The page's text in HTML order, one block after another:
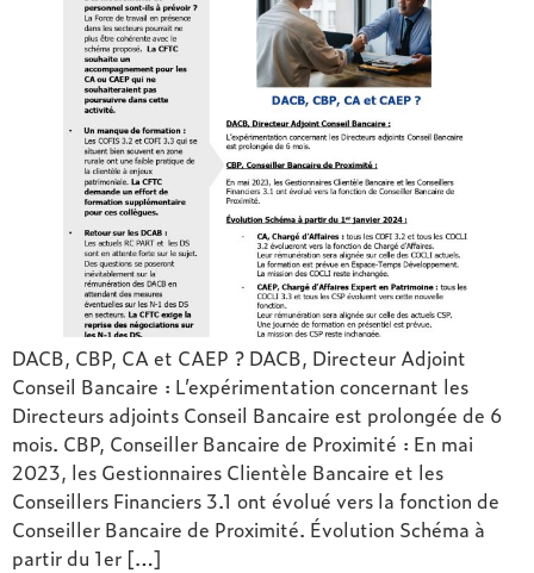
DACB, CBP, CA et CAEP ? DACB, Directeur Adjoint
Conseil Bancaire : L’expérimentation concernant les
Directeurs adjoints Conseil Bancaire est prolongée de 6
mois. CBP, Conseiller Bancaire de Proximité : En mai
2023, les Gestionnaires Clientèle Bancaire et les
Conseillers Financiers 3.1 ont évolué vers la fonction de
Conseiller Bancaire de Proximité. Évolution Schéma à
partir du 1er […]